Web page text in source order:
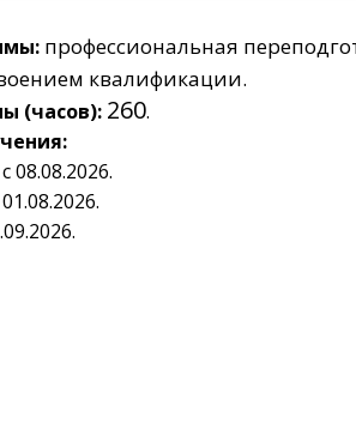
профессиональная
квалификации.
(часов): 260.
08.08.2026.